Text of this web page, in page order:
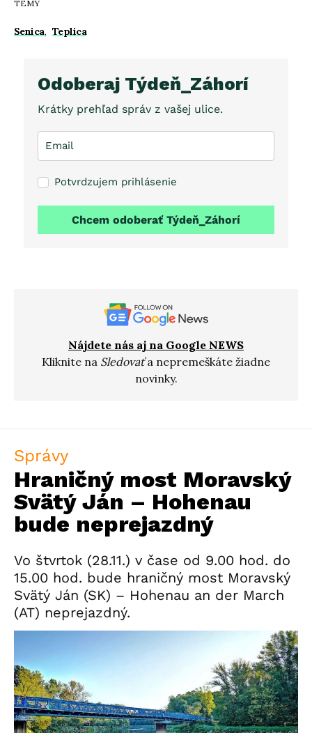
TÉMY
Senica, Teplica
Odoberaj Týdeň_Záhorí
Krátky prehľad správ z vašej ulice.
Potvrdzujem prihlásenie
Chcem odoberať Týdeň_Záhorí
Nájdete nás aj na Google NEWS
Kliknite na Sledovaťa nepremeškáte žiadne
novinky.
Správy
Hraničný most Moravský
Svätý Ján – Hohenau
bude neprejazdný
Vo štvrtok (28.11.) v čase od 9.00 hod. do
15.00 hod. bude hraničný most Moravský
Svätý Ján (SK) – Hohenau an der March
(AT) neprejazdný.